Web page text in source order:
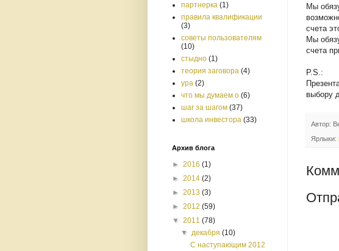
Мы
счета
Мы
счета
P.S.:
выбору
Автор:
Ярлыки:
партнерка (1)
правила квалификации
(3)
советы пользователям
(10)
стыдно (1)
теория заговора (4)
ура (2)
что мы думаем о (6)
шаг за шагом (37)
школа инвестора (33)
Архив блога
► 2016 (1)
► 2014 (2)
► 2013 (3)
► 2012 (59)
▼ 2011 (78)
▼декабря(10)
С наступающим 2012